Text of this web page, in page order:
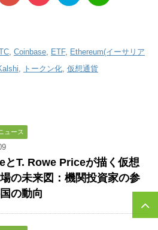
, Coinbase, ETF, Ethereum(イーサリア
, トークン化, 仮想通貨
ュース
とT. Rowe Priceが描く仮想
の未来図：機関投資家の参
の動向